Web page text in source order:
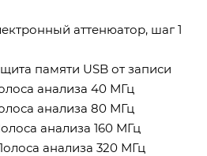
аттенюатор, шаг 1
памяти USB от записи
анализа 40 МГц
анализа 80 МГц
анализа 160 МГц
анализа 320 МГц